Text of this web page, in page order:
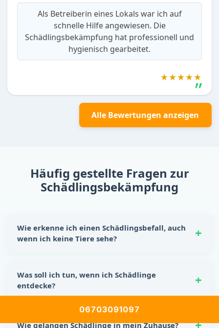
Als Betreiberin eines Lokals war ich auf
schnelle Hilfe angewiesen. Die
Schädlingsbekämpfung hat professionell und
hygienisch gearbeitet.
★★★★★
Alle Bewertungen anzeigen
Häufig gestellte Fragen zur
Schädlingsbekämpfung
Wie erkenne ich einen Schädlingsbefall, auch
wenn ich keine Tiere sehe?
Wänden oder Schränken sowie unangenehme Gerüche.
Auch beschädigte Lebensmittelverpackungen sind ein
Was soll ich tun, wenn ich Schädlinge
entdecke?
Reagiere sofort! Lebensmittel sicher verstauen, Ritzen
und Spalten abdichten und für Sauberkeit sorgen. Für
Wie gelangen Schädlinge in mein Zuhause?
06703091097